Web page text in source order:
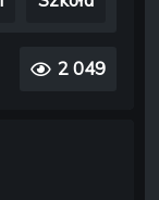
2 049